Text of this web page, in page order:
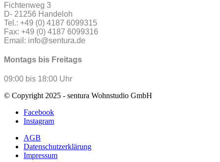
Fichtenweg 3
D- 21256 Handeloh
Tel.: +49 (0) 4187 6099315
Fax: +49 (0) 4187 6099316
Email: info@sentura.de
Montags bis Freitags
09:00 bis 18:00 Uhr
© Copyright 2025 - sentura Wohnstudio GmbH
Facebook
Instagram
AGB
Datenschutzerklärung
Impressum